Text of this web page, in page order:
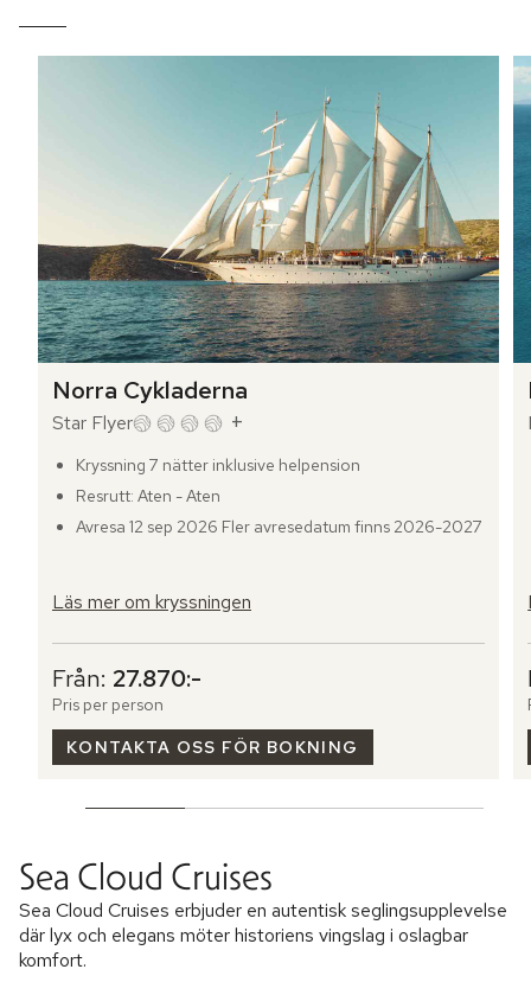
Norra Cykladerna
Star Flyer +
Kryssning 7 nätter inklusive helpension
Resrutt: Aten - Aten
Avresa 12 sep 2026 Fler avresedatum finns 2026-2027
Läs mer om kryssningen
Från: 27.870:-
Pris per person
KONTAKTA OSS FÖR BOKNING
Sea Cloud Cruises
Sea Cloud Cruises erbjuder en autentisk seglingsupplevelse
där lyx och elegans möter historiens vingslag i oslagbar
komfort.